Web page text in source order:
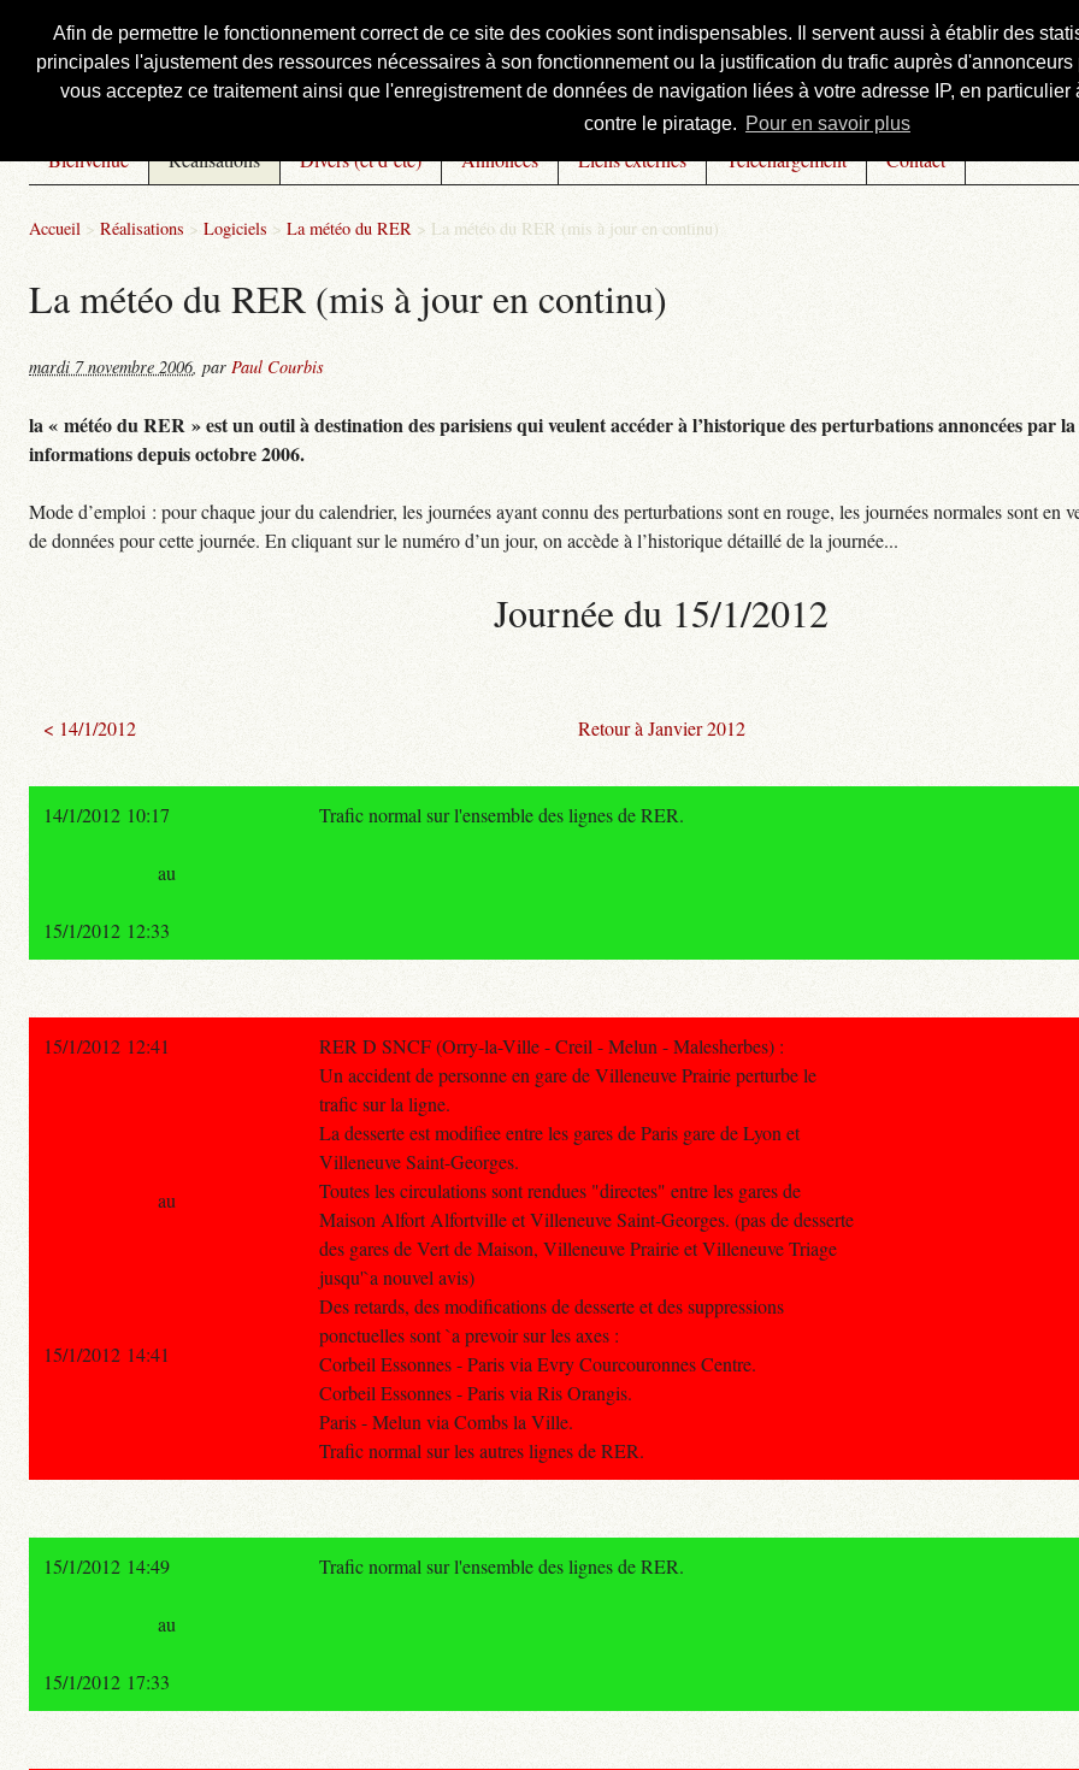
Afin de permettre le fonctionnement correct de ce site des cookies sont indispensables. Il servent aussi à établir des
principales l'ajustement des ressources nécessaires à son fonctionnement ou la justification du trafic auprès
vous acceptez ce traitement ainsi que l'enregistrement de données de navigation liées à votre adresse IP, en
contre le piratage. Pour en savoir plus
Courbis, « LE » Blog Officiel
Bienvenue Réalisations Divers (et d’été) Annonces Liens externes Téléchargement Contact
Accueil > Réalisations > Logiciels > La météo du RER > La météo du RER (mis à jour en continu)
La météo du RER (mis à jour en continu)
mardi 7 novembre 2006, par Paul Courbis
la « météo du RER » est un outil à destination des parisiens qui veulent accéder à l’historique des perturbations annoncées par
informations depuis octobre 2006.
Mode d’emploi : pour chaque jour du calendrier, les journées ayant connu des perturbations sont en rouge, les journées normales sont en
de données pour cette journée. En cliquant sur le numéro d’un jour, on accède à l’historique détaillé de la journée...
Journée du 15/1/2012
< 14/1/2012 Retour à Janvier 2012
14/1/2012 10:17 Trafic normal sur l'ensemble des lignes de RER.
au
15/1/2012 12:33
15/1/2012 12:41
RER D SNCF (Orry-la-Ville - Creil - Melun - Malesherbes) :
Un accident de personne en gare de Villeneuve Prairie perturbe le
trafic sur la ligne.
La desserte est modifiee entre les gares de Paris gare de Lyon et
Villeneuve Saint-Georges.
Toutes les circulations sont rendues "directes" entre les gares de
Maison Alfort Alfortville et Villeneuve Saint-Georges. (pas de desserte
des gares de Vert de Maison, Villeneuve Prairie et Villeneuve Triage
jusqu'`a nouvel avis)
Des retards, des modifications de desserte et des suppressions
ponctuelles sont `a prevoir sur les axes :
Corbeil Essonnes - Paris via Evry Courcouronnes Centre.
Corbeil Essonnes - Paris via Ris Orangis.
Paris - Melun via Combs la Ville.
Trafic normal sur les autres lignes de RER.
au
15/1/2012 14:41
15/1/2012 14:49 Trafic normal sur l'ensemble des lignes de RER.
au
15/1/2012 17:33